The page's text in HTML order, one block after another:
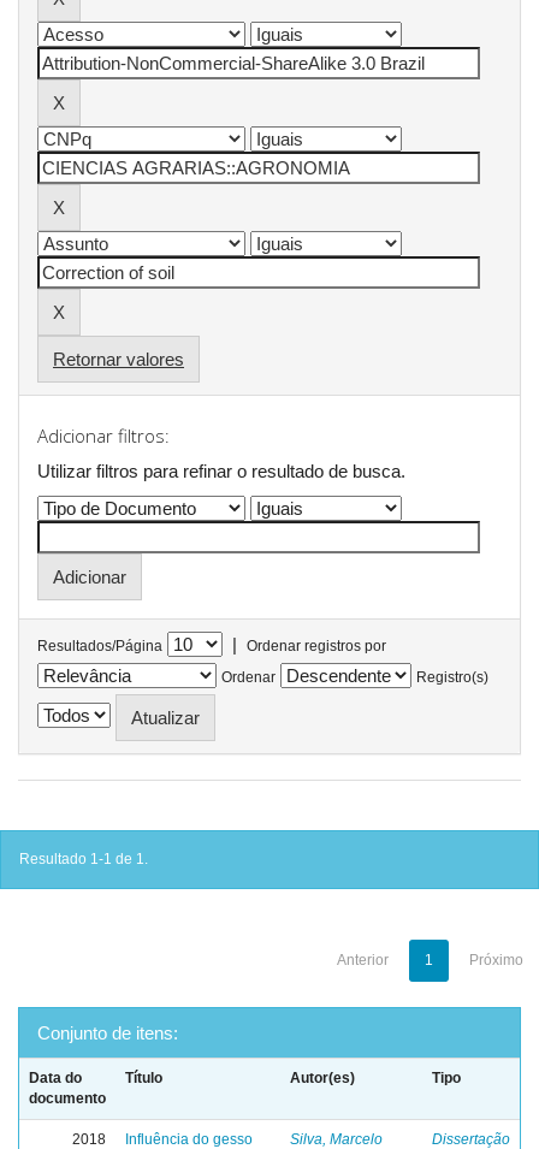
Retornar valores
Adicionar filtros:
Utilizar filtros para refinar o resultado de busca.
Resultados/Página |
Ordenar registros por
Ordenar
Registro(s)
Resultado 1-1 de 1.
Anterior 1 Próximo
Conjunto de itens:
Data do
documento
Título Autor(es) Tipo
2018
Influência do gesso
Silva, Marcelo
Dissertação